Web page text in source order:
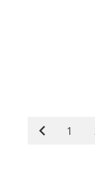
Vorige
1